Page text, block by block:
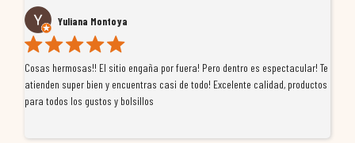
Yuliana Montoya
Cosas hermosas!! El sitio engaña por fuera! Pero dentro es espectacular! Te
atienden super bien y encuentras casi de todo! Excelente calidad, productos
para todos los gustos y bolsillos